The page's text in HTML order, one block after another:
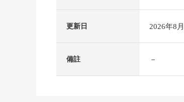
更新日 2026年8
備註 －